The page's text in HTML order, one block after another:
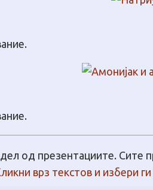
од презентациите. Сите
врз текстов и избери